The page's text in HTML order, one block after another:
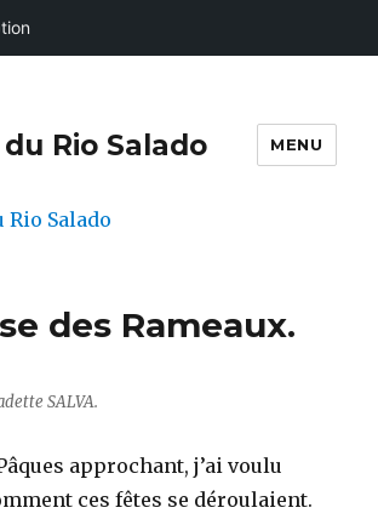
Rio Salado MENU
des Rameaux.
SALVA.
approchant, j’ai voulu
ces fêtes se déroulaient.